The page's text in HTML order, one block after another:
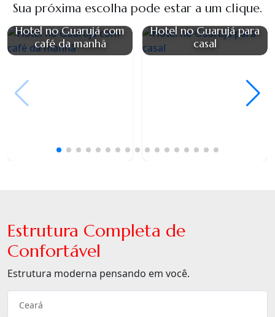
Sua próxima escolha pode estar a um clique.
Hotel no Guarujá com
café da manhã
Hotel no Guarujá para
casal
Estrutura Completa de
Confortável
Estrutura moderna pensando em você.
Ceará